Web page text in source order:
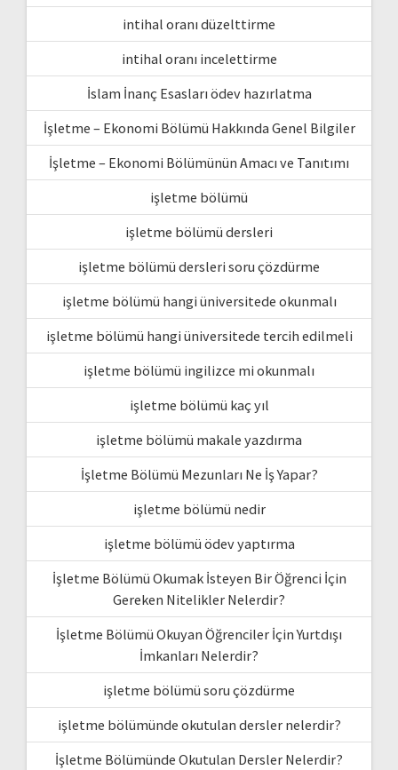
intihal oranı düzelttirme
intihal oranı incelettirme
İslam İnanç Esasları ödev hazırlatma
İşletme – Ekonomi Bölümü Hakkında Genel Bilgiler
İşletme – Ekonomi Bölümünün Amacı ve Tanıtımı
işletme bölümü
işletme bölümü dersleri
işletme bölümü dersleri soru çözdürme
işletme bölümü hangi üniversitede okunmalı
işletme bölümü hangi üniversitede tercih edilmeli
işletme bölümü ingilizce mi okunmalı
işletme bölümü kaç yıl
işletme bölümü makale yazdırma
İşletme Bölümü Mezunları Ne İş Yapar?
işletme bölümü nedir
işletme bölümü ödev yaptırma
İşletme Bölümü Okumak İsteyen Bir Öğrenci İçin
Gereken Nitelikler Nelerdir?
İşletme Bölümü Okuyan Öğrenciler İçin Yurtdışı
İmkanları Nelerdir?
işletme bölümü soru çözdürme
işletme bölümünde okutulan dersler nelerdir?
İşletme Bölümünde Okutulan Dersler Nelerdir?